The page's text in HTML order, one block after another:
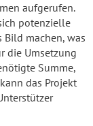
aufgerufen.
potenzielle
Bild machen, was
die Umsetzung
Summe,
das Projekt